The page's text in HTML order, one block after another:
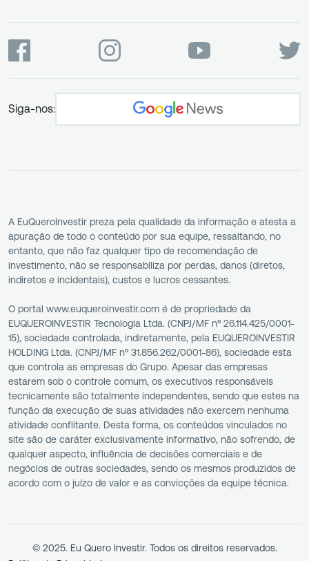
Siga-nos:
A EuQueroInvestir preza pela qualidade da informação e atesta a
apuração de todo o conteúdo por sua equipe, ressaltando, no
entanto, que não faz qualquer tipo de recomendação de
investimento, não se responsabiliza por perdas, danos (diretos,
indiretos e incidentais), custos e lucros cessantes.
O portal www.euqueroinvestir.com é de propriedade da
EUQUEROINVESTIR Tecnologia Ltda. (CNPJ/MF nº 26.114.425/0001-
15), sociedade controlada, indiretamente, pela EUQUEROINVESTIR
HOLDING Ltda. (CNPJ/MF nº 31.856.262/0001-86), sociedade esta
que controla as empresas do Grupo. Apesar das empresas
estarem sob o controle comum, os executivos responsáveis
tecnicamente são totalmente independentes, sendo que estes na
função da execução de suas atividades não exercem nenhuma
atividade conflitante. Desta forma, os conteúdos vinculados no
site são de caráter exclusivamente informativo, não sofrendo, de
qualquer aspecto, influência de decisões comerciais e de
negócios de outras sociedades, sendo os mesmos produzidos de
acordo com o juízo de valor e as convicções da equipe técnica.
© 2025. Eu Quero Investir. Todos os direitos reservados.